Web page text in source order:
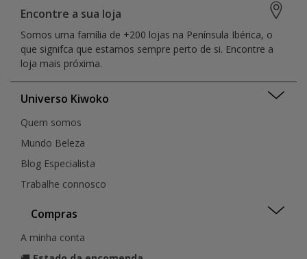
Vila Real
Distrito da Guarda
Lisboa
Madeira
Santarém
Setúbal
Figueira da Foz
Guarda
Guimarães
Leiria
Lisboa
Loulé
Funchal
Matosinhos
Montijo
Porto
Penafiel
Santarém
São João da Madeira
Castelo Branco
Coimbra
Covilhã
Ermesinde
Évora
Figueira Da Foz
Funchal
Guarda
Guilhufe
Guimarães
Leiria
Lisboa
Lisboa
Encontre a sua loja
Somos uma família de +200 lojas na Península Ibérica, o
que signifca que estamos sempre perto de si. Encontre a
loja mais próxima.
Universo Kiwoko
Quem somos
Mundo Beleza
Blog Especialista
Trabalhe connosco
Compras
A minha conta